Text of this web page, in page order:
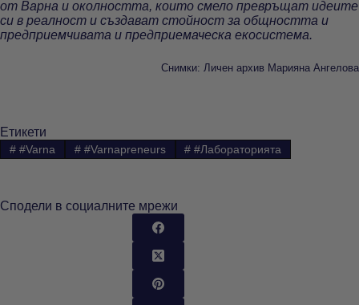
от Варна и околността, които смело превръщат идеите
си в реалност и създават стойност за общността и
предприемчивата и предприемаческа екосистема.
Снимки: Личен архив Марияна Ангелова
Етикети
##Varna ##Varnapreneurs # #Лабораторията
Сподели в социалните мрежи